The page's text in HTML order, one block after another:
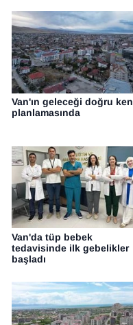
Van'ın geleceği doğru
planlamasında
Van'da tüp bebek
tedavisinde ilk gebelikler
başladı